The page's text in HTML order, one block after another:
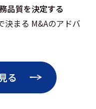
品質を決定する
決まる M&Aのアドバ
る